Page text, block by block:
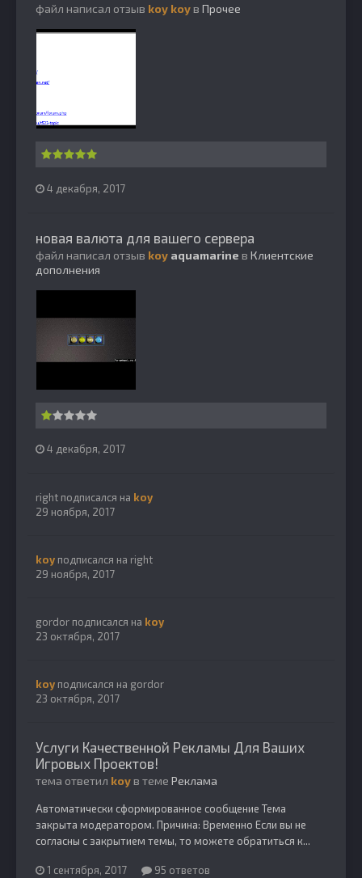
файл написал отзыв koy koyв Прочее
4 декабря, 2017
новая валюта для вашего сервера
файл написал отзыв koy aquamarine в Клиентские
дополнения
4 декабря, 2017
right подписался на koy
29 ноября, 2017
koy подписался на right
29 ноября, 2017
gordor подписался на koy
23 октября, 2017
koy подписался на gordor
23 октября, 2017
Услуги Качественной Рекламы Для Ваших
Игровых Проектов!
тема ответил koyв теме Реклама
Автоматически сформированное сообщение Тема
закрыта модератором. Причина: Временно Если вы не
согласны с закрытием темы, то можете обратиться к...
1 сентября, 2017 95 ответов